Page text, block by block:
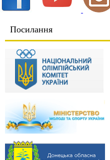
Посилання